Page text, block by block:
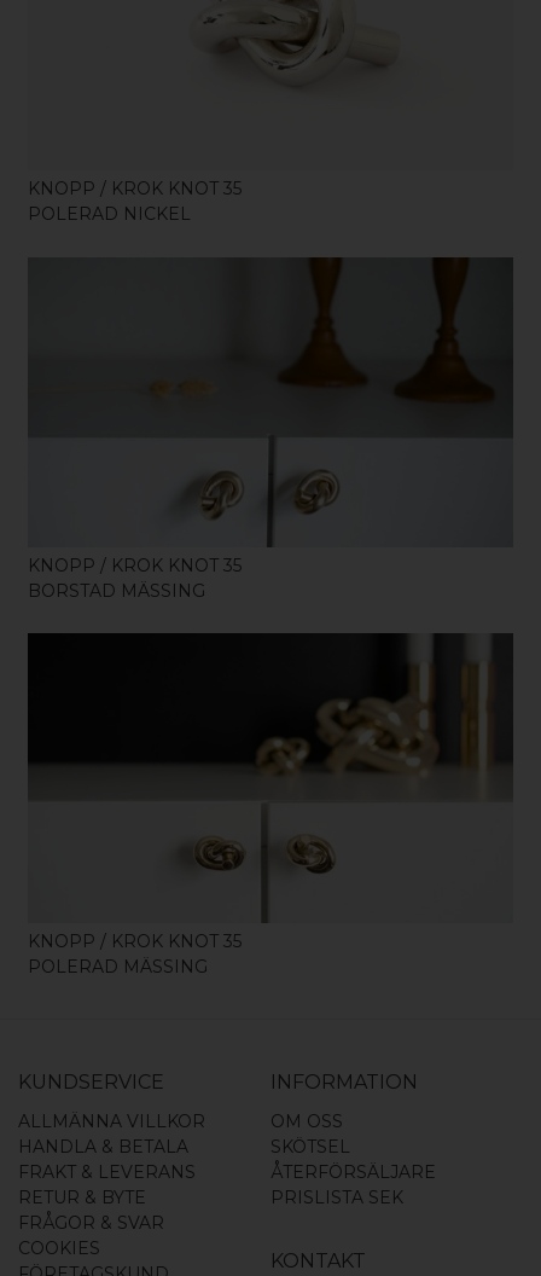
KÖP
KNOPP / KROK KNOT 35
POLERAD NICKEL
KNOPP / KROK KNOT 35
BORSTAD MÄSSING
KÖP
KNOPP / KROK KNOT 35
POLERAD MÄSSING
KUNDSERVICE
ALLMÄNNA VILLKOR
HANDLA & BETALA
FRAKT & LEVERANS
RETUR & BYTE
FRÅGOR & SVAR
COOKIES
INFORMATION
OM OSS
SKÖTSEL
ÅTERFÖRSÄLJARE
PRISLISTA SEK
KONTAKT